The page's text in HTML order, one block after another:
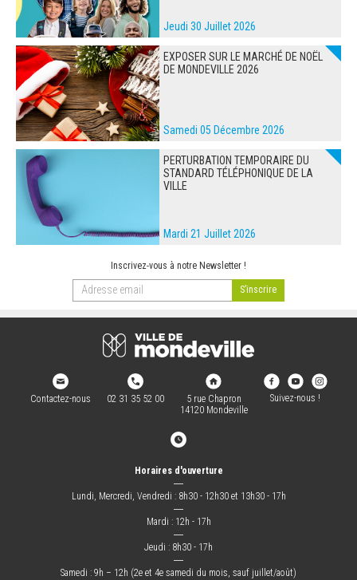
Jeudi 30 Juillet 2026
EXPOSER SUR LE MARCHÉ DE NOËL
DE MONDEVILLE 2026
Samedi 05 Décembre 2026
PERTURBATION TEMPORAIRE DU
STANDARD TÉLÉPHONIQUE DE LA
VILLE
Mardi 21 Juillet 2026
Inscrivez-vous à notre Newsletter !
Contactez-nous 02 31 35 52 00
5 rue Chapron
14120 Mondeville
Suivez-nous !
Horaires d'ouverture
―
Lundi, Mercredi, Vendredi : 8h30 - 12h30 et 13h30 - 17h
―
Mardi : 12h - 17h
―
Jeudi : 8h30 - 17h
―
Samedi : 9h – 12h (2e et 4e samedi du mois, sauf juillet/août)